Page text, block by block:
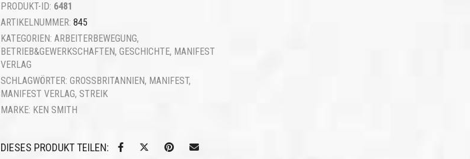
PRODUKT-ID: 6481
ARTIKELNUMMER: 845
KATEGORIEN: ARBEITERBEWEGUNG,
BETRIEB&GEWERKSCHAFTEN, GESCHICHTE, MANIFEST
VERLAG
SCHLAGWÖRTER: GROSSBRITANNIEN , MANIFEST,
MANIFEST VERLAG, STREIK
MARKE: KEN SMITH
DIESES PRODUKT TEILEN: